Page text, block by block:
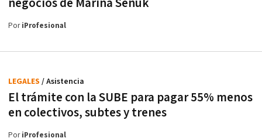
negocios de Marina Señuk
PoriProfesional
El trámite con la SUBE para pagar 55% menos
en colectivos, subtes y trenes
LEGALES / Asistencia
PoriProfesional